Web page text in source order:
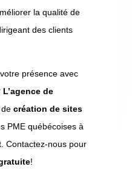
la qualité de
des clients
présence avec
L’agence de
decréation de sites
PME québécoises à
Contactez-nous pour
!